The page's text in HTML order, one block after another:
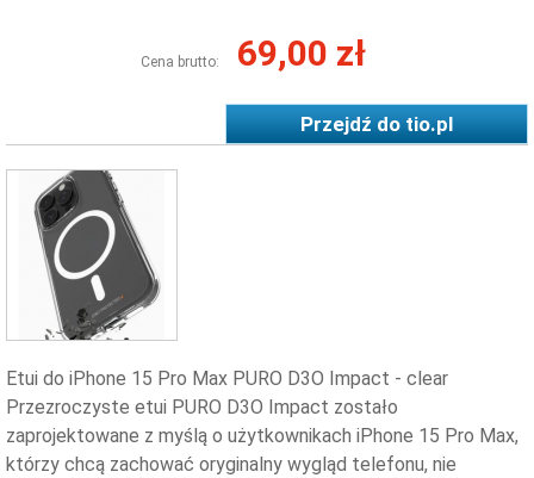
Cena brutto: 69,00 zł
Przejdź dotio.pl
Etui do iPhone 15 Pro Max PURO D3O Impact - clear
Przezroczyste etui PURO D3O Impact zostało
zaprojektowane z myślą o użytkownikach iPhone 15 Pro Max,
którzy chcą zachować oryginalny wygląd telefonu, nie